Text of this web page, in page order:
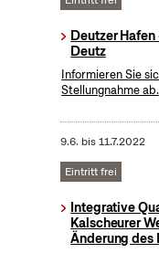
Deutzer
Deutz
Informieren Sie
Stellungnahme ab.
9.6. bis11.7.2022
Eintritt frei
Integrative
Kalscheurer
Änderung des